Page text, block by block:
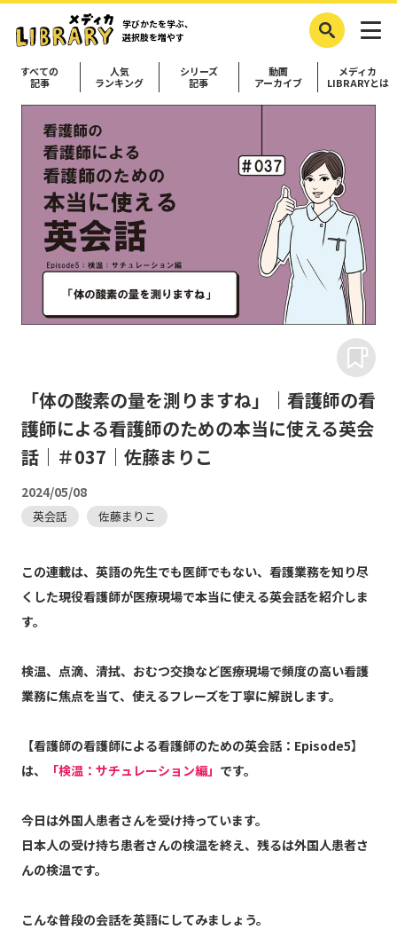
学びかたを学ぶ、
選択肢を増やす
すべての
記事
人気
ランキング
シリーズ
記事
動画
アーカイブ
メディカ
LIBRARYとは
「体の酸素の量を測りますね」｜看護師の看
護師による看護師のための本当に使える英会
話｜＃037｜佐藤まりこ
2024/05/08
英会話 佐藤まりこ
この連載は、英語の先生でも医師でもない、看護業務を知り尽
くした現役看護師が医療現場で本当に使える英会話を紹介しま
す。
検温、点滴、清拭、おむつ交換など医療現場で頻度の高い看護
業務に焦点を当て、使えるフレーズを丁寧に解説します。
【看護師の看護師による看護師のための英会話：Episode5】
は、
「検温：サチュレーション編」 です。
今日は外国人患者さんを受け持っています。
日本人の受け持ち患者さんの検温を終え、残るは外国人患者さ
んの検温です。
こんな普段の会話を英語にしてみましょう。